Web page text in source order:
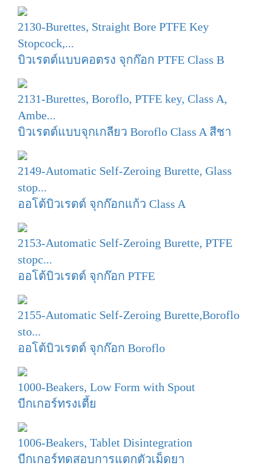
2130-Burettes, Straight Bore PTFE Key
Stopcock,...
บิวเรตต์แบบคอตรง จุกก๊อก PTFE Class B
2131-Burettes, Boroflo, PTFE key, Class A,
Ambe...
บิวเรตต์แบบจุกเกลียว Boroflo Class A สีชา
2149-Automatic Self-Zeroing Burette, Glass
stop...
ออโต้บิวเรตต์ จุกก๊อกแก้ว Class A
2153-Automatic Self-Zeroing Burette, PTFE
stopc...
ออโต้บิวเรตต์ จุกก๊อก PTFE
2155-Automatic Self-Zeroing Burette,Boroflo
sto...
ออโต้บิวเรตต์ จุกก๊อก Boroflo
1000-Beakers, Low Form with Spout
บีกเกอร์ทรงเตี้ย
1006-Beakers, Tablet Disintegration
บีกเกอร์ทดสอบการแตกตัวเม็ดยา